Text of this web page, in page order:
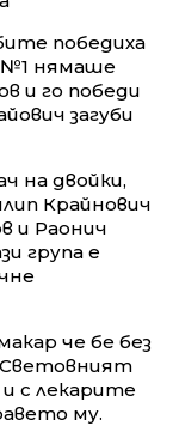
победиха
№1 нямаше
и го победи
загуби
на двойки,
Крайнович
и Раонич
група е
че бе без
Световният
с лекарите
му.